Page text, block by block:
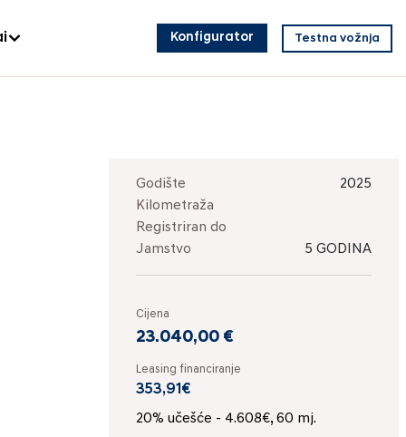
Konfigurator Testna vožnja
Godište
2025
Kilometraža
Registriran do
Jamstvo
5 GODINA
Cijena
23.040,00 €
Leasing financiranje
353,91€
20% učešće - 4.608€, 60 mj.